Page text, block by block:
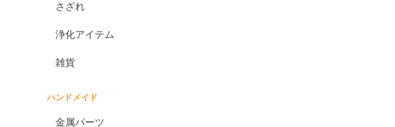
さざれ
浄化アイテム
雑貨
ハンドメイド
金属パーツ